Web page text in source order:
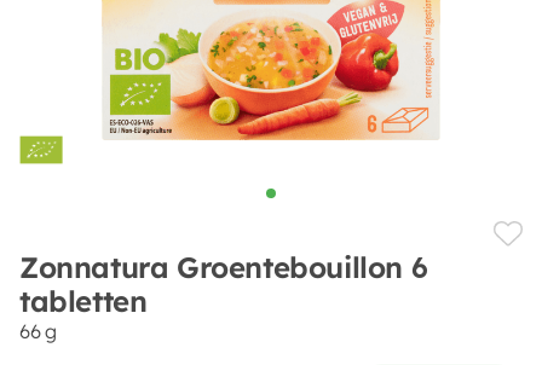
Zonnatura Groentebouillon 6
tabletten
66 g